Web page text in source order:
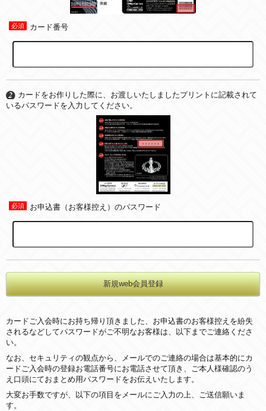
カード番号
カードをお作りした際に、お渡しいたしましたプリントに記載されて
いるパスワードを入力してください。
お申込書（お客様控え）のパスワード
カードご入会時にお持ち帰り頂きました、お申込書のお客様控えを紛失
されるなどしてパスワードがご不明なお客様は、以下までご連絡くださ
い。
なお、セキュリティの観点から、メールでのご連絡の場合は基本的にカ
ードご入会時の登録お電話番号にお電話させて頂き、ご本人様確認のう
え口頭にておまとめ用パスワードをお伝えいたします。
大変お手数ですが、以下の項目をメールにご入力の上、ご送信願いま
す。